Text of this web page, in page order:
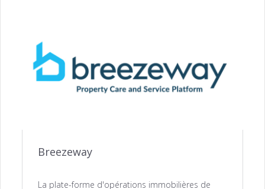
Breezeway
La plate-forme d'opérations immobilières de